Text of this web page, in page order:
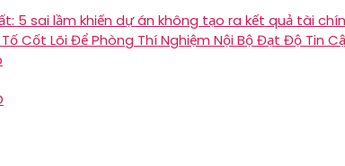
5 sai lầm khiến dự án không tạo ra kết quả tài
Cốt Lõi Để Phòng Thí Nghiệm Nội Bộ Đạt Độ Tin